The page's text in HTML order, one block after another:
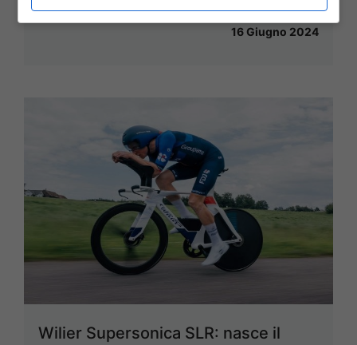
16 Giugno 2024
Wilier Supersonica SLR: nasce il